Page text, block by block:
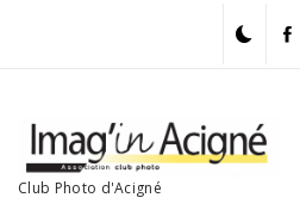
Club Photo d'Acigné